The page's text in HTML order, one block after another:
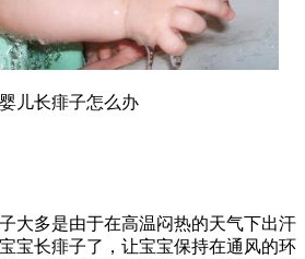
儿长痱子怎么办
大多是由于在高温闷热的天气下出汗
宝长痱子了，让宝宝保持在通风的环